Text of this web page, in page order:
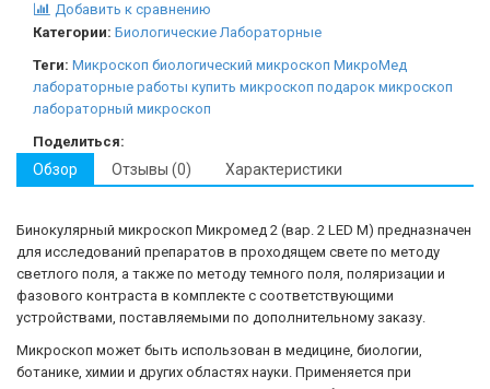
Добавить к сравнению
Категории: Биологические Лабораторные
Теги: Микроскоп биологический микроскоп МикроМед
лабораторные работы купить микроскоп подарок микроскоп
лабораторный микроскоп
Поделиться:
Обзор Отзывы (0) Характеристики
Бинокулярный микроскоп Микромед 2 (вар. 2 LED М) предназначен
для исследований препаратов в проходящем свете по методу
светлого поля, а также по методу темного поля, поляризации и
фазового контраста в комплекте с соответствующими
устройствами, поставляемыми по дополнительному заказу.
Микроскоп может быть использован в медицине, биологии,
ботанике, химии и других областях науки. Применяется при